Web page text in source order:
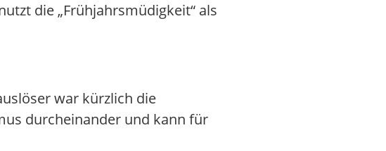
die „Frühjahrsmüdigkeit“ als
war kürzlich die
durcheinander und kann für